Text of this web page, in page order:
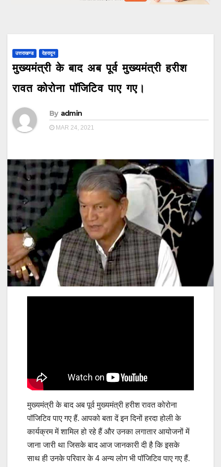
उत्तराखण्ड देहरादून
मुख्यमंत्री के बाद अब पूर्व मुख्यमंत्री हरीश
रावत कोरोना पॉजिटिव पाए गए।
By admin
MAR 24, 2021
मुख्यमंत्री के बाद अब पूर्व मुख्यमंत्री हरीश रावत कोरोना
पॉजिटिव पाए गए हैं. आपको बता दें इन दिनों हरदा होली के
कार्यक्रम में शामिल हो रहे हैं और उनका लगातार आयोजनों में
जाना जारी था जिसके बाद आज जानकारी दी है कि इसके
साथ ही उनके परिवार के 4 अन्य लोग भी पॉजिटिव पाए गए हैं.